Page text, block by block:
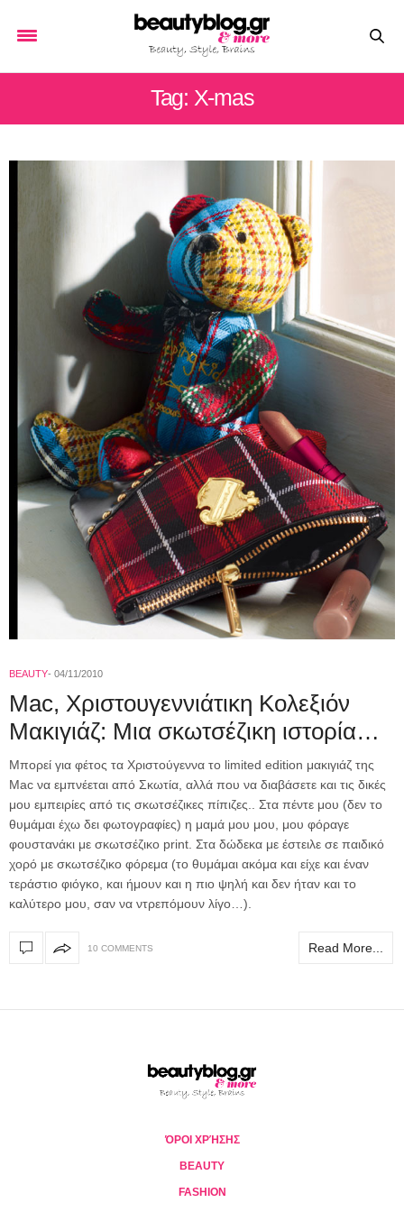
Tag: X-mas
BEAUTY 04/11/2010
Mac, Χριστουγεννιάτικη Κολεξιόν
Mακιγιάζ: Μια σκωτσέζικη ιστορία…
Μπορεί για φέτος τα Χριστούγεννα το limited edition μακιγιάζ της
Μac να εμπνέεται από Σκωτία, αλλά που να διαβάσετε και τις δικές
μου εμπειρίες από τις σκωτσέζικες πίπιζες.. Στα πέντε μου (δεν το
θυμάμαι έχω δει φωτογραφίες) η μαμά μου μου, μου φόραγε
φουστανάκι με σκωτσέζικο print. Στα δώδεκα με έστειλε σε παιδικό
χορό με σκωτσέζικο φόρεμα (το θυμάμαι ακόμα και είχε και έναν
τεράστιο φιόγκο, και ήμουν και η πιο ψηλή και δεν ήταν και το
καλύτερο μου, σαν να ντρεπόμουν λίγο…).
10 COMMENTS Read More...
ΌΡΟΙ ΧΡΉΣΗΣ
BEAUTY
FASHION